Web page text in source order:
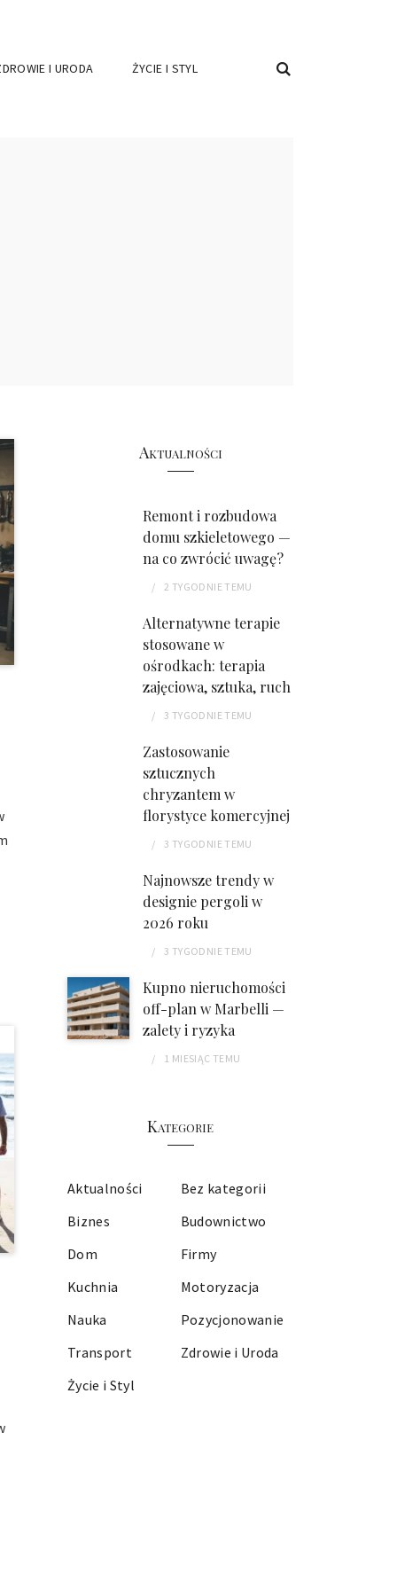
I URODA ŻYCIE I STYL
Aktualności
Remont i rozbudowa
domu szkieletowego —
na co zwrócić uwagę?
2 TYGODNIETEMU
Alternatywne terapie
stosowane w
ośrodkach: terapia
zajęciowa, sztuka, ruch
3 TYGODNIETEMU
Zastosowanie
sztucznych
chryzantem w
florystyce komercyjnej
3 TYGODNIETEMU
Najnowsze trendy w
designie pergoli w
2026 roku
3 TYGODNIETEMU
Kupno nieruchomości
off-plan w Marbelli —
zalety i ryzyka
1 MIESIĄC TEMU
Kategorie
Aktualności
Bez kategorii
Biznes
Budownictwo
Dom
Firmy
Kuchnia
Motoryzacja
Nauka
Pozycjonowanie
Transport
Zdrowie i Uroda
Życie i Styl